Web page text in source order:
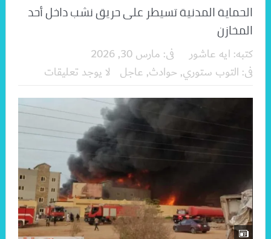
الحماية المدنية تسيطر على حريق نشب داخل أحد
المخازن
كتبه: ايه عاشور فى: مارس 30, 2026
فى: التوب ستوري, حوادث, عاجل لا يوجد تعليقات